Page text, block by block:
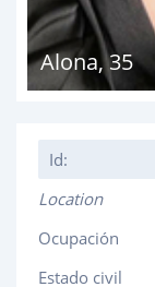
Alona,35
Id:
Location
Ocupación
Estado civil